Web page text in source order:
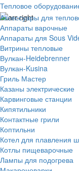
Тепловое
Аксессуары для
Аппараты варочные
Аппараты для Sous
Витрины тепловые
Вулкан-Heidebrenner
Вулкан-Kusina
Гриль Мастер
Казаны электрические
Карвинговые станции
Кипятильники
Контактные грили
Коптильни
Котел для плавления
Котлы пищеварочные
Лампы для подогрева